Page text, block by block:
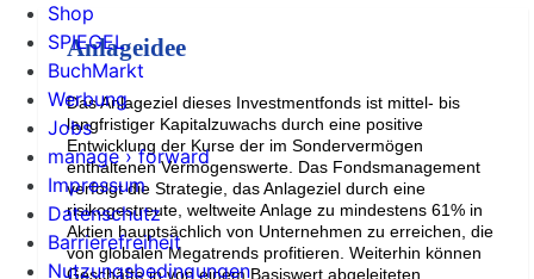
Anlageidee
Das Anlageziel dieses Investmentfonds ist mittel- bis
langfristiger Kapitalzuwachs durch eine positive
Entwicklung der Kurse der im Sondervermögen
enthaltenen Vermögenswerte. Das Fondsmanagement
verfolgt die Strategie, das Anlageziel durch eine
risikogestreute, weltweite Anlage zu mindestens 61% in
Aktien hauptsächlich von Unternehmen zu erreichen, die
von globalen Megatrends profitieren. Weiterhin können
Geschäfte in von einem Basiswert abgeleiteten
Shop
SPIEGEL
BuchMarkt
Werbung
Jobs
manage › forward
Impressum
Datenschutz
Barrierefreiheit
Nutzungsbedingungen